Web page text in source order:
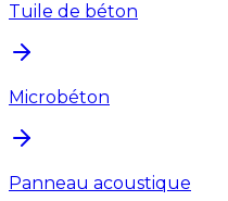
Tuile de béton
Microbéton
Panneau acoustique